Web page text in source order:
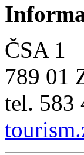
ČSA 1
789 01
tel. 583